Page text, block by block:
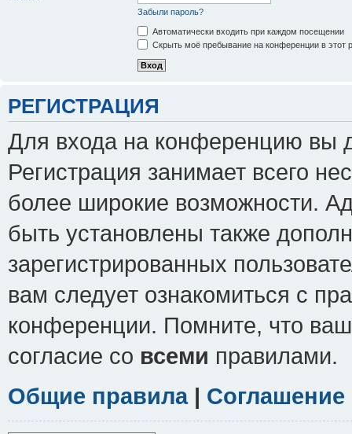
Забыли пароль?
Автоматически входить при каждом посещении
Скрыть моё пребывание на конференции в этот
РЕГИСТРАЦИЯ
Для входа на конференцию вы
Регистрация занимает всего
более широкие возможности.
быть установлены также
зарегистрированных
вам следует ознакомиться с
конференции. Помните, что
согласие со всеми правилами.
Общие правила|